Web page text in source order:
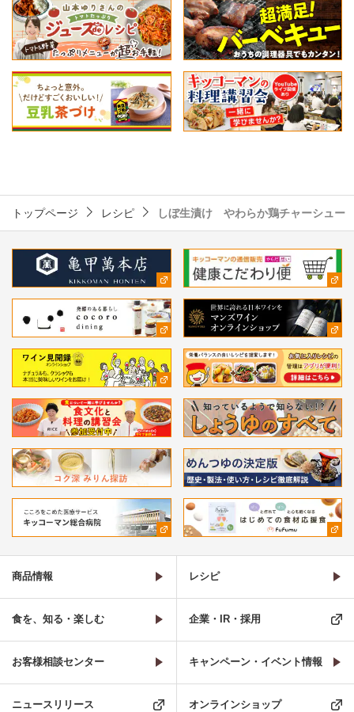
トップページ レシピ しぼ生漬け やわらか鶏チャーシュー
商品情報 レシピ
食を、知る・楽しむ 企業・IR・採用
お客様相談センター キャンペーン・イベント情報
ニュースリリース オンラインショップ